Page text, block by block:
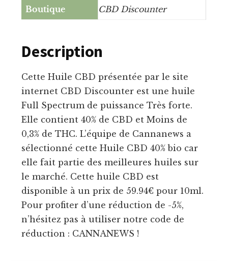
Boutique CBD Discounter
Description
Cette Huile CBD présentée par le site
internet CBD Discounter est une huile
Full Spectrum de puissance Très forte.
Elle contient 40% de CBD et Moins de
0,3% de THC. L’équipe de Cannanews a
sélectionné cette Huile CBD 40% bio car
elle fait partie des meilleures huiles sur
le marché. Cette huile CBD est
disponible à un prix de 59.94€ pour 10ml.
Pour profiter d’une réduction de -5%,
n’hésitez pas à utiliser notre code de
réduction : CANNANEWS !